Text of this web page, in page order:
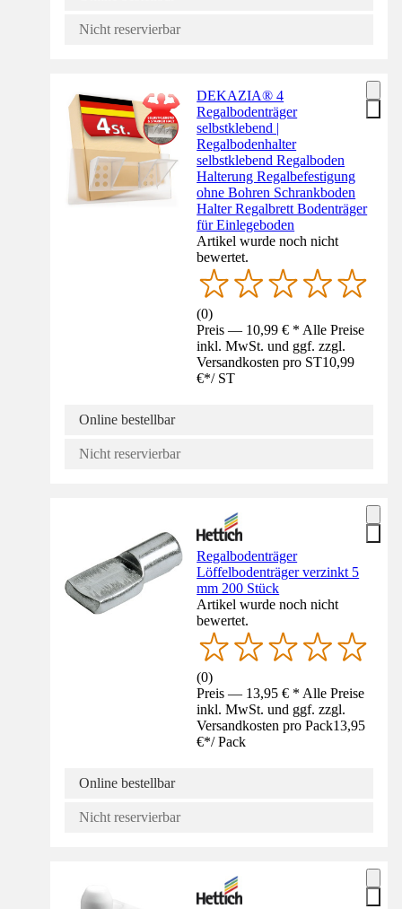
Nicht reservierbar
DEKAZIA® 4
Regalbodenträger
selbstklebend |
Regalbodenhalter
selbstklebend Regalboden
Halterung Regalbefestigung
ohne Bohren Schrankboden
Halter Regalbrett Bodenträger
für Einlegeboden
Artikel wurde noch nicht
bewertet.
(0)
Preis — 10,99 € * Alle Preise
inkl. MwSt. und ggf. zzgl.
Versandkosten pro ST10,99
€*/ ST
Online bestellbar
Nicht reservierbar
Regalbodenträger
Löffelbodenträger verzinkt 5
mm 200 Stück
Artikel wurde noch nicht
bewertet.
(0)
Preis — 13,95 € * Alle Preise
inkl. MwSt. und ggf. zzgl.
Versandkosten pro Pack13,95
€*/ Pack
Online bestellbar
Nicht reservierbar